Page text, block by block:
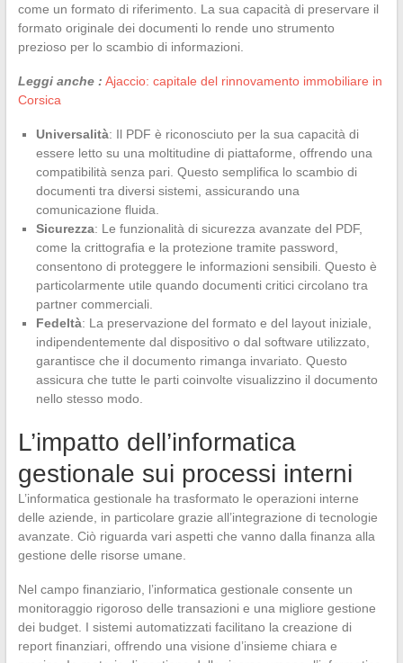
come un formato di riferimento. La sua capacità di preservare il
formato originale dei documenti lo rende uno strumento
prezioso per lo scambio di informazioni.
Leggi anche : Ajaccio: capitale del rinnovamento immobiliare in
Corsica
Universalità: Il PDF è riconosciuto per la sua capacità di
essere letto su una moltitudine di piattaforme, offrendo una
compatibilità senza pari. Questo semplifica lo scambio di
documenti tra diversi sistemi, assicurando una
comunicazione fluida.
Sicurezza: Le funzionalità di sicurezza avanzate del PDF,
come la crittografia e la protezione tramite password,
consentono di proteggere le informazioni sensibili. Questo è
particolarmente utile quando documenti critici circolano tra
partner commerciali.
Fedeltà: La preservazione del formato e del layout iniziale,
indipendentemente dal dispositivo o dal software utilizzato,
garantisce che il documento rimanga invariato. Questo
assicura che tutte le parti coinvolte visualizzino il documento
nello stesso modo.
L’impatto dell’informatica
gestionale sui processi interni
L’informatica gestionale ha trasformato le operazioni interne
delle aziende, in particolare grazie all’integrazione di tecnologie
avanzate. Ciò riguarda vari aspetti che vanno dalla finanza alla
gestione delle risorse umane.
Nel campo finanziario, l’informatica gestionale consente un
monitoraggio rigoroso delle transazioni e una migliore gestione
dei budget. I sistemi automatizzati facilitano la creazione di
report finanziari, offrendo una visione d’insieme chiara e